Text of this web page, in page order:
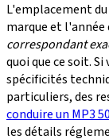
L'emplacement
marque et l'année
correspondant
quoi que ce soit.
spécificités
particuliers, des
conduire un MP3
les détails